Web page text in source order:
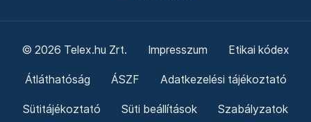
© 2026 Telex.hu Zrt. Impresszum Etikai kódex
Átláthatóság ÁSZF Adatkezelési tájékoztató
Sütitájékoztató Süti beállítások Szabályzatok